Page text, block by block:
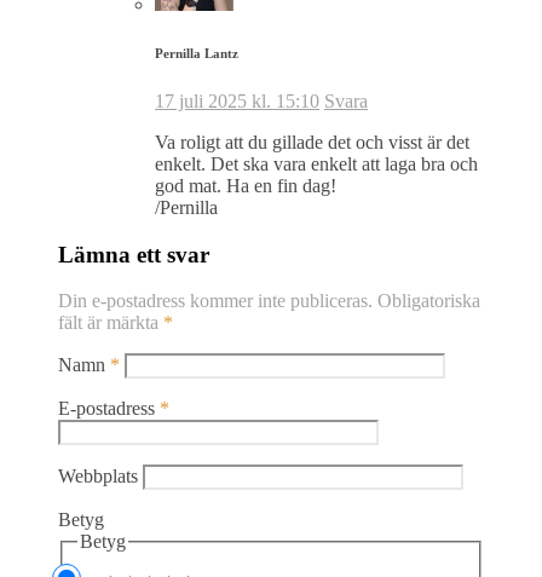
Pernilla Lantz
17 juli 2025 kl. 15:10 Svara
Va roligt att du gillade det och visst är det
enkelt. Det ska vara enkelt att laga bra och
god mat. Ha en fin dag!
/Pernilla
Lämna ett svar
Din e-postadress kommer inte publiceras. Obligatoriska
fält är märkta *
Namn *
E-postadress *
Webbplats
Betyg
Betyg